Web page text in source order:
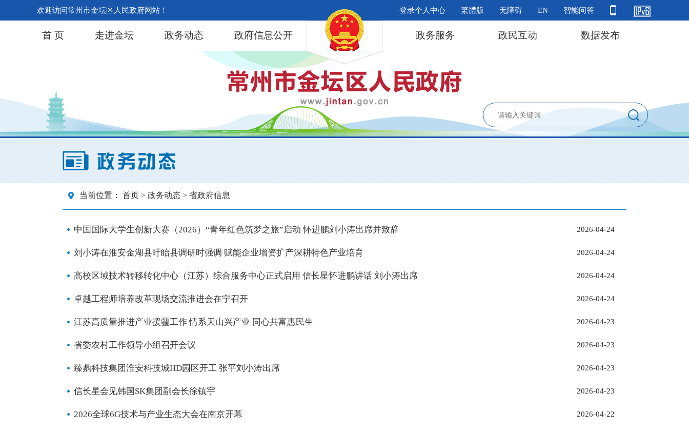
欢迎访问常州市金坛区人民政府网站！ 登录个人中心 繁體版 无障碍 EN 智能问答
首 页 走进金坛 政务动态 政府信息公开 政务服务 政民互动 数据发布
当前位置： 首页 > 政务动态 > 省政府信息
中国国际大学生创新大赛（2026）“青年红色筑梦之旅”启动 怀进鹏刘小涛出席并致辞 2026-04-24
刘小涛在淮安金湖县盱眙县调研时强调 赋能企业增资扩产深耕特色产业培育 2026-04-24
高校区域技术转移转化中心（江苏）综合服务中心正式启用 信长星怀进鹏讲话 刘小涛出席 2026-04-24
卓越工程师培养改革现场交流推进会在宁召开 2026-04-24
江苏高质量推进产业援疆工作 情系天山兴产业 同心共富惠民生 2026-04-23
省委农村工作领导小组召开会议 2026-04-23
臻鼎科技集团淮安科技城HD园区开工 张平刘小涛出席 2026-04-23
信长星会见韩国SK集团副会长徐镇宇 2026-04-23
2026全球6G技术与产业生态大会在南京开幕 2026-04-22